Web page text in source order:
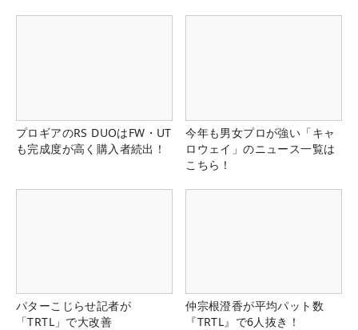
プロギアのRS DUOはFW・UT
も完成度が高く購入者続出！
今年も男女プロが強い「キャ
ロウェイ」のニュース一覧は
こちら！
パターこじらせ記者が
「TRTL」で大改善
仲宗根澄香が平均パット数
『TRTL』で6人抜き！